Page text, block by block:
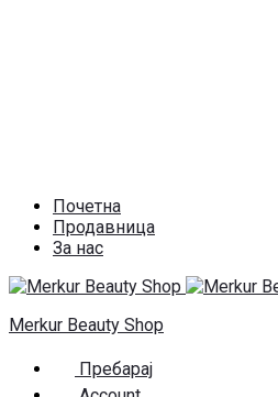
Почетна
Продавница
За нас
Merkur Beauty Shop
Пребарај